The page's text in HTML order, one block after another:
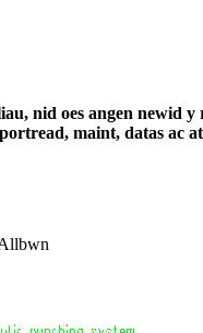
nid oes angen newid
maint, datas ac